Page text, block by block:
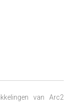
van Arc2